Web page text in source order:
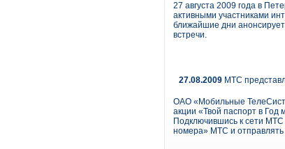
27 августа 2009 года в
активными участниками
ближайшие дни
встречи.
27.08.2009 МТС
ОАО «Мобильные
акции «Твой паспорт в Год
Подключившись к сети
номера» МТС и